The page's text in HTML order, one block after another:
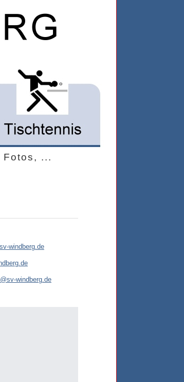
Fotos, ...
windberg.de
windberg.de